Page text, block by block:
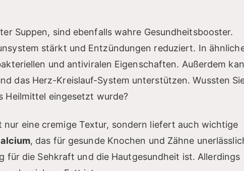
Suppen, sind ebenfalls wahre Gesundheitsbooster.
stärkt und Entzündungen reduziert. In
und antiviralen Eigenschaften. Außerdem
das Herz-Kreislauf-System unterstützen. Wussten
Heilmittel eingesetzt wurde?
nur eine cremige Textur, sondern liefert auch wichtige
, das für gesunde Knochen und Zähne
für die Sehkraft und die Hautgesundheit ist. Allerdings